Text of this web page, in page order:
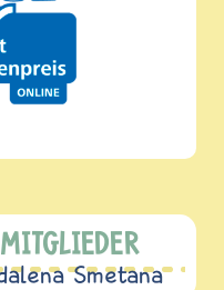
Smetana